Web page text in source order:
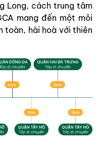
Long, cách trung tâm
mang đến một môi
toàn, hài hoà với thiên